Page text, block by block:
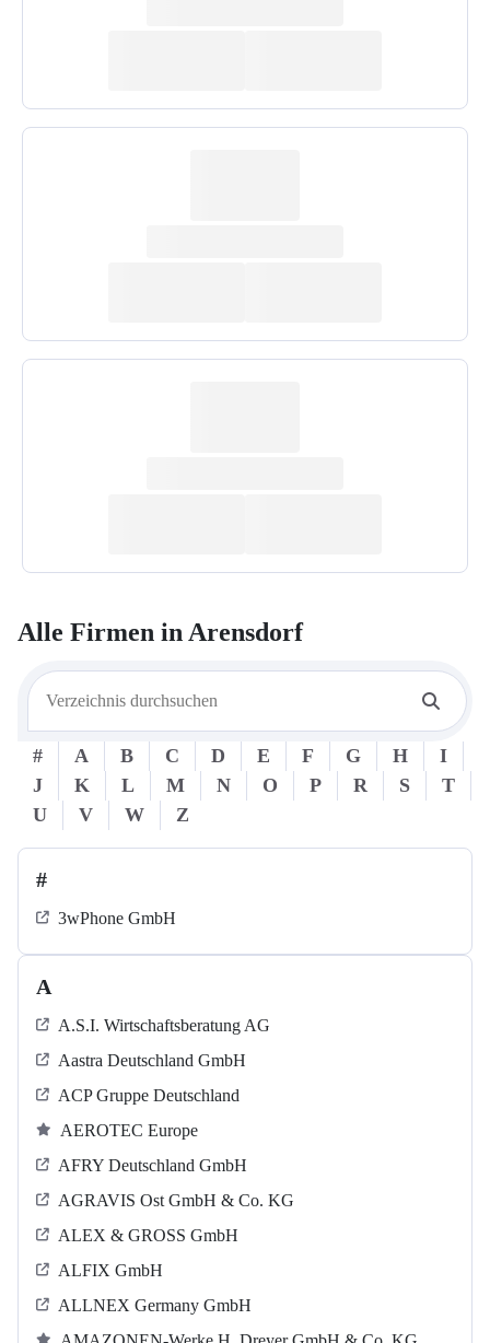
Alle Firmen inArensdorf
# A B C D E F G H
I
J
K L M N O P R S
T
U
V W Z
#
3wPhone GmbH
A
A.S.I. Wirtschaftsberatung AG
Aastra Deutschland GmbH
ACP Gruppe Deutschland
AEROTEC Europe
AFRY Deutschland GmbH
AGRAVIS Ost GmbH & Co. KG
ALEX & GROSS GmbH
ALFIX GmbH
ALLNEX Germany GmbH